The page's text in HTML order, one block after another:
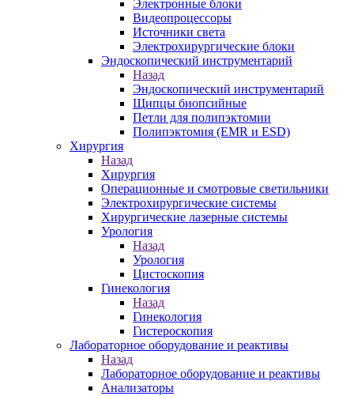
Электронные блоки
Видеопроцессоры
Источники света
Электрохирургические блоки
Эндоскопический инструментарий
Назад
Эндоскопический инструментарий
Щипцы биопсийные
Петли для полипэктомии
Полипэктомия (EMR и ESD)
Хирургия
Назад
Хирургия
Операционные и смотровые светильники
Электрохирургические системы
Хирургические лазерные системы
Урология
Назад
Урология
Цистоскопия
Гинекология
Назад
Гинекология
Гистероскопия
Лабораторное оборудование и реактивы
Назад
Лабораторное оборудование и реактивы
Анализаторы